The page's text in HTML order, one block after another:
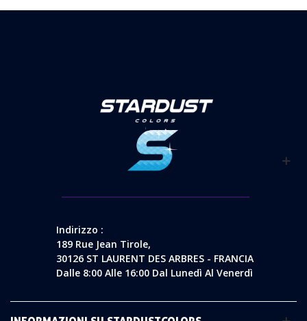
Indirizzo :
189 Rue Jean Tirole,
30126 ST LAURENT DES ARBRES - FRANCIA
Dalle 8:00 Alle 16:00 Dal Lunedì Al Venerdì